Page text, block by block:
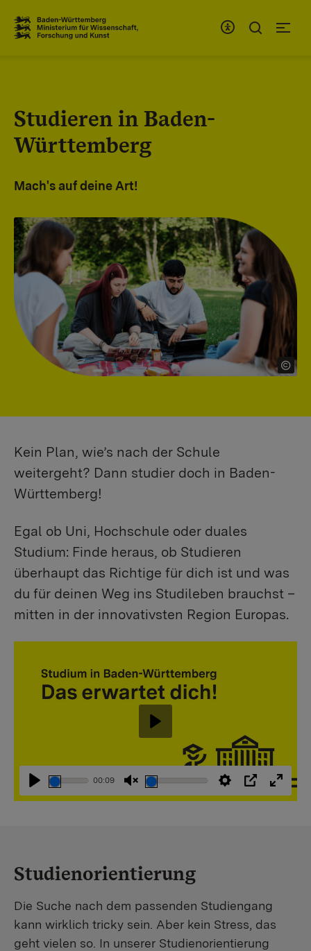
Studieren in Baden-
Württemberg
Mach's auf deine Art!
Kein Plan, wie’s nach der Schule
weitergeht? Dann studier doch in Baden-
Württemberg!
Egal ob Uni, Hochschule oder duales
Studium: Finde heraus, ob Studieren
überhaupt das Richtige für dich ist und was
du für deinen Weg ins Studileben brauchst –
mitten in der innovativsten Region Europas.
Abspielen
00:09
StummschaltungEinstellungen
PIP
Abspielen
Studienorientierung
Die Suche nach dem passenden Studiengang
kann wirklich tricky sein. Aber kein Stress, das
geht vielen so. In unserer Studienorientierung